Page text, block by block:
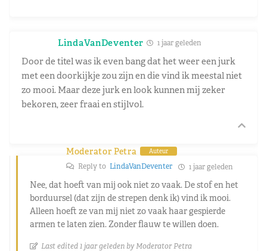
LindaVanDeventer 1 jaar geleden
Door de titel was ik even bang dat het weer een jurk
met een doorkijkje zou zijn en die vind ik meestal niet
zo mooi. Maar deze jurk en look kunnen mij zeker
bekoren, zeer fraai en stijlvol.
Moderator Petra Auteur
Reply to LindaVanDeventer 1 jaar geleden
Nee, dat hoeft van mij ook niet zo vaak. De stof en het
borduursel (dat zijn de strepen denk ik) vind ik mooi.
Alleen hoeft ze van mij niet zo vaak haar gespierde
armen te laten zien. Zonder flauw te willen doen.
Last edited 1 jaar geleden by Moderator Petra